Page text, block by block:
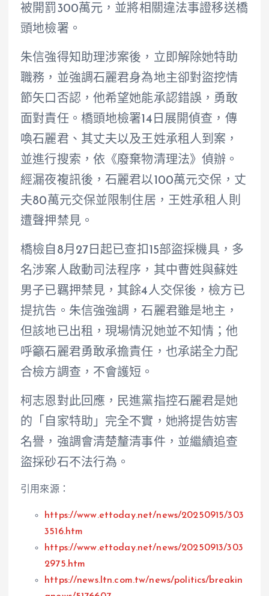
被開罰300萬元，並將相關違法事證移送橋
頭地檢署。
朱信強得知助理涉案後，立即解除她特助
職務，並強調石麗君身為地主卻對盜挖情
節矢口否認，他希望她能承認錯誤，勇敢
面對責任。橋頭地檢署14日展開偵查，傳
喚石麗君、其丈夫以及王姓承租人到案，
並進行搜索，依《廢棄物清理法》偵辦。
經漏夜複訊後，石麗君以100萬元交保，丈
夫80萬元交保並限制住居，王姓承租人則
遭聲押禁見。
橋檢自8月27日起已查扣15部盜採機具，多
名涉案人啟動司法程序，其中曹姓與蘇姓
男子已羈押禁見，其餘4人交保後，檢方已
提抗告。朱信強強調，石麗君雖是地主，
但該地已出租，現場情況她並不知情；他
呼籲石麗君勇敢承擔責任，也承諾全力配
合檢方調查，不會護短。
柯志恩對此回應，民進黨指控石麗君是她
的「自家特助」完全不實，她將提告妨害
名譽，強調會清楚釐清事件，並繼續追查
盜採砂石不法行為。
引用來源：
https://www.ettoday.net/news/20250915/303
3516.htm
https://www.ettoday.net/news/20250913/303
2975.htm
https://news.ltn.com.tw/news/politics/breakin